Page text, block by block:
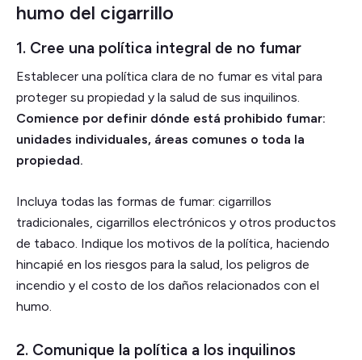
humo del cigarrillo
1. Cree una política integral de no fumar
Establecer una política clara de no fumar es vital para
proteger su propiedad y la salud de sus inquilinos.
Comience por definir dónde está prohibido fumar:
unidades individuales, áreas comunes o toda la
propiedad.
Incluya todas las formas de fumar: cigarrillos
tradicionales, cigarrillos electrónicos y otros productos
de tabaco. Indique los motivos de la política, haciendo
hincapié en los riesgos para la salud, los peligros de
incendio y el costo de los daños relacionados con el
humo.
2. Comunique la política a los inquilinos